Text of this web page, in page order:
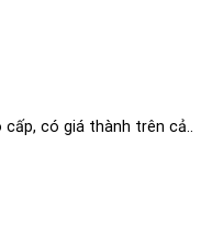
có giá thành trên cả..